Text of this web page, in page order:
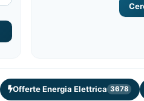
Offerte Energia Elettrica 3678